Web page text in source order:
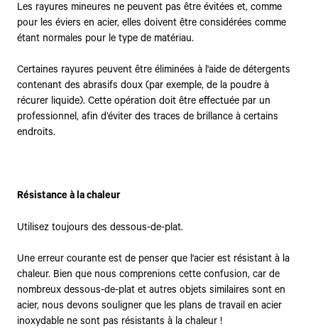
Les rayures mineures ne peuvent pas être évitées et, comme
pour les éviers en acier, elles doivent être considérées comme
étant normales pour le type de matériau.
Certaines rayures peuvent être éliminées à l'aide de détergents
contenant des abrasifs doux (par exemple, de la poudre à
récurer liquide). Cette opération doit être effectuée par un
professionnel, afin d’éviter des traces de brillance à certains
endroits.
Résistance à la chaleur
Utilisez toujours des dessous-de-plat.
Une erreur courante est de penser que l'acier est résistant à la
chaleur. Bien que nous comprenions cette confusion, car de
nombreux dessous-de-plat et autres objets similaires sont en
acier, nous devons souligner que les plans de travail en acier
inoxydable ne sont pas résistants à la chaleur !